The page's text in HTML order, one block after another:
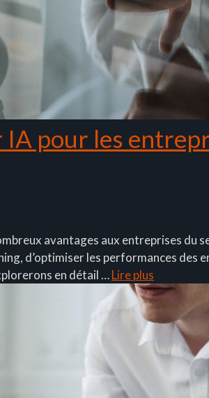
IA pour les
avantages aux entreprises du
d’optimiser les performances des
en détail …Lire plus